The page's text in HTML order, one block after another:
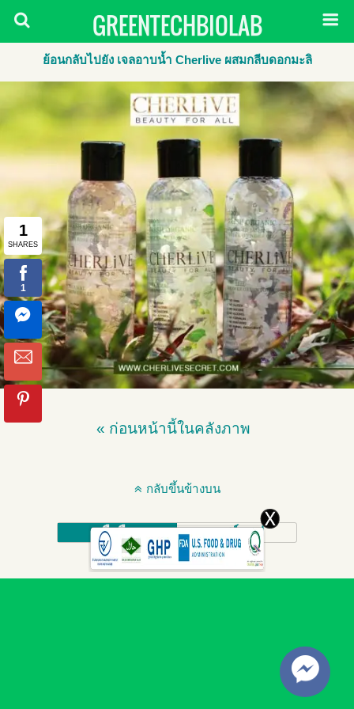
GREENTECHBIOLAB
ย้อนกลับไปยัง เจลอาบน้ำ Cherlive ผสมกลีบดอกมะลิ
« ก่อนหน้านี้ในคลังภาพ
กลับขึ้นข้างบน
มือถือ เดสก์ทอป